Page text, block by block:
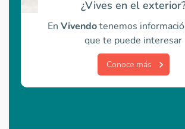
¿Vives en el
En Vivendotenemos
que te puede interesar
Conoce más